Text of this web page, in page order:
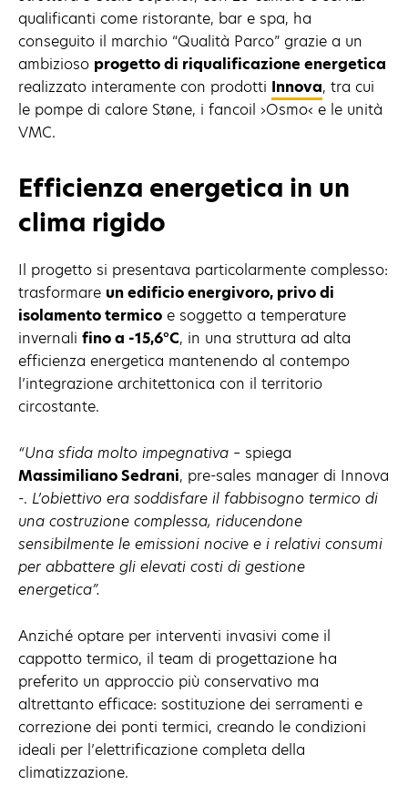
qualificanti come ristorante, bar e spa, ha
conseguito il marchio “Qualità Parco” grazie a un
ambizioso progetto di riqualificazione energetica
realizzato interamente con prodotti Innova, tra cui
le pompe di calore Støne, i fancoil ›Osmo‹ e le unità
VMC.
Efficienza energetica in un
clima rigido
Il progetto si presentava particolarmente complesso:
trasformare un edificio energivoro, privo di
isolamento termico e soggetto a temperature
invernali fino a -15,6°C, in una struttura ad alta
efficienza energetica mantenendo al contempo
l’integrazione architettonica con il territorio
circostante.
“Una sfida molto impegnativa – spiega
Massimiliano Sedrani, pre-sales manager di Innova
-. L’obiettivo era soddisfare il fabbisogno termico di
una costruzione complessa, riducendone
sensibilmente le emissioni nocive e i relativi consumi
per abbattere gli elevati costi di gestione
energetica”.
Anziché optare per interventi invasivi come il
cappotto termico, il team di progettazione ha
preferito un approccio più conservativo ma
altrettanto efficace: sostituzione dei serramenti e
correzione dei ponti termici, creando le condizioni
ideali per l’elettrificazione completa della
climatizzazione.